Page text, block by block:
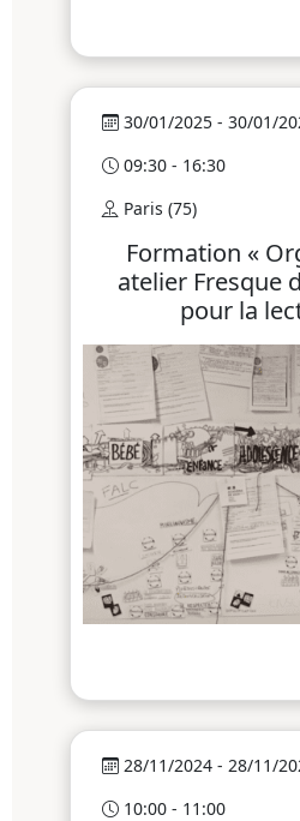
30/01/2025 - 30/01/
09:30 - 16:30
Paris (75)
Formation «
atelier Fresque
pour la
28/11/2024 - 28/11/
10:00 - 11:00